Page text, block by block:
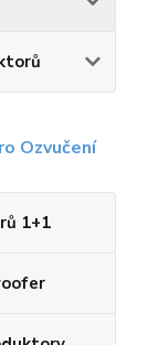
Ozvučení
1+1